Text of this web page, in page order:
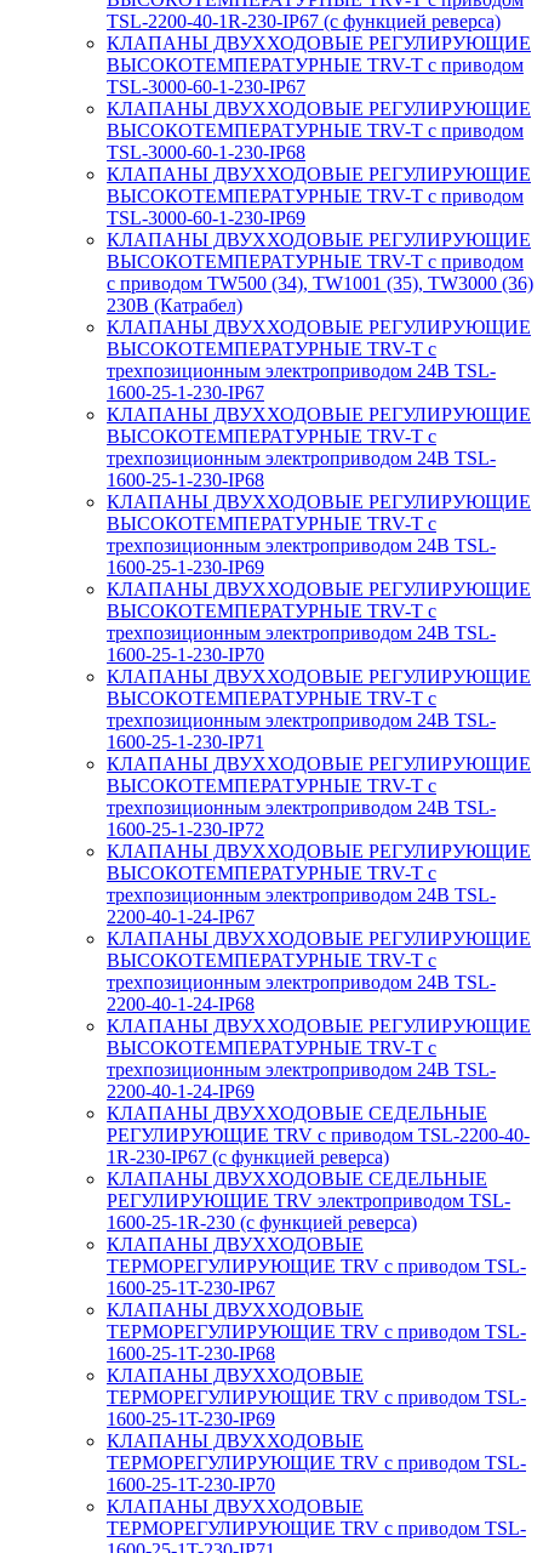
TSL-2200-40-1R-230-IP67 (с функцией реверса)
КЛАПАНЫ ДВУХХОДОВЫЕ РЕГУЛИРУЮЩИЕ
ВЫСОКОТЕМПЕРАТУРНЫЕ TRV-T с приводом
TSL-3000-60-1-230-IP67
КЛАПАНЫ ДВУХХОДОВЫЕ РЕГУЛИРУЮЩИЕ
ВЫСОКОТЕМПЕРАТУРНЫЕ TRV-T с приводом
TSL-3000-60-1-230-IP68
КЛАПАНЫ ДВУХХОДОВЫЕ РЕГУЛИРУЮЩИЕ
ВЫСОКОТЕМПЕРАТУРНЫЕ TRV-T с приводом
TSL-3000-60-1-230-IP69
КЛАПАНЫ ДВУХХОДОВЫЕ РЕГУЛИРУЮЩИЕ
ВЫСОКОТЕМПЕРАТУРНЫЕ TRV-T с приводом
с приводом TW500 (34), TW1001 (35), TW3000 (36)
230В (Катрабел)
КЛАПАНЫ ДВУХХОДОВЫЕ РЕГУЛИРУЮЩИЕ
ВЫСОКОТЕМПЕРАТУРНЫЕ TRV-T с
трехпозиционным электроприводом 24В TSL-
1600-25-1-230-IP67
КЛАПАНЫ ДВУХХОДОВЫЕ РЕГУЛИРУЮЩИЕ
ВЫСОКОТЕМПЕРАТУРНЫЕ TRV-T с
трехпозиционным электроприводом 24В TSL-
1600-25-1-230-IP68
КЛАПАНЫ ДВУХХОДОВЫЕ РЕГУЛИРУЮЩИЕ
ВЫСОКОТЕМПЕРАТУРНЫЕ TRV-T с
трехпозиционным электроприводом 24В TSL-
1600-25-1-230-IP69
КЛАПАНЫ ДВУХХОДОВЫЕ РЕГУЛИРУЮЩИЕ
ВЫСОКОТЕМПЕРАТУРНЫЕ TRV-T с
трехпозиционным электроприводом 24В TSL-
1600-25-1-230-IP70
КЛАПАНЫ ДВУХХОДОВЫЕ РЕГУЛИРУЮЩИЕ
ВЫСОКОТЕМПЕРАТУРНЫЕ TRV-T с
трехпозиционным электроприводом 24В TSL-
1600-25-1-230-IP71
КЛАПАНЫ ДВУХХОДОВЫЕ РЕГУЛИРУЮЩИЕ
ВЫСОКОТЕМПЕРАТУРНЫЕ TRV-T с
трехпозиционным электроприводом 24В TSL-
1600-25-1-230-IP72
КЛАПАНЫ ДВУХХОДОВЫЕ РЕГУЛИРУЮЩИЕ
ВЫСОКОТЕМПЕРАТУРНЫЕ TRV-T с
трехпозиционным электроприводом 24В TSL-
2200-40-1-24-IP67
КЛАПАНЫ ДВУХХОДОВЫЕ РЕГУЛИРУЮЩИЕ
ВЫСОКОТЕМПЕРАТУРНЫЕ TRV-T с
трехпозиционным электроприводом 24В TSL-
2200-40-1-24-IP68
КЛАПАНЫ ДВУХХОДОВЫЕ РЕГУЛИРУЮЩИЕ
ВЫСОКОТЕМПЕРАТУРНЫЕ TRV-T с
трехпозиционным электроприводом 24В TSL-
2200-40-1-24-IP69
КЛАПАНЫ ДВУХХОДОВЫЕ СЕДЕЛЬНЫЕ
РЕГУЛИРУЮЩИЕ TRV с приводом TSL-2200-40-
1R-230-IP67 (с функцией реверса)
КЛАПАНЫ ДВУХХОДОВЫЕ СЕДЕЛЬНЫЕ
РЕГУЛИРУЮЩИЕ TRV электроприводом TSL-
1600-25-1R-230 (с функцией реверса)
КЛАПАНЫ ДВУХХОДОВЫЕ
ТЕРМОРЕГУЛИРУЮЩИЕ TRV с приводом TSL-
1600-25-1T-230-IP67
КЛАПАНЫ ДВУХХОДОВЫЕ
ТЕРМОРЕГУЛИРУЮЩИЕ TRV с приводом TSL-
1600-25-1T-230-IP68
КЛАПАНЫ ДВУХХОДОВЫЕ
ТЕРМОРЕГУЛИРУЮЩИЕ TRV с приводом TSL-
1600-25-1T-230-IP69
КЛАПАНЫ ДВУХХОДОВЫЕ
ТЕРМОРЕГУЛИРУЮЩИЕ TRV с приводом TSL-
1600-25-1T-230-IP70
КЛАПАНЫ ДВУХХОДОВЫЕ
ТЕРМОРЕГУЛИРУЮЩИЕ TRV с приводом TSL-